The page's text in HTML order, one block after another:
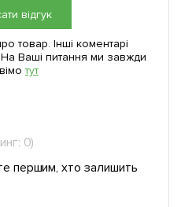
відгук
товар. Інші коментарі
Ваші питання ми завжди
тут
0)
першим, хто залишить